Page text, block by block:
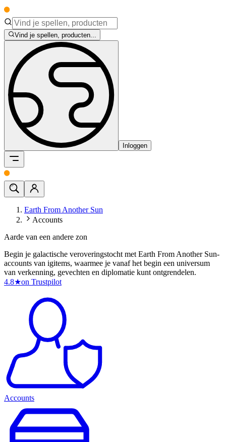
Vind je spellen, producten...
Inloggen
Earth From Another Sun
Accounts
Aarde van een andere zon
Begin je galactische veroveringstocht met Earth From Another Sun-
accounts van igitems, waarmee je vanaf het begin een universum
van verkenning, gevechten en diplomatie kunt ontgrendelen.
4.8★on Trustpilot
Accounts